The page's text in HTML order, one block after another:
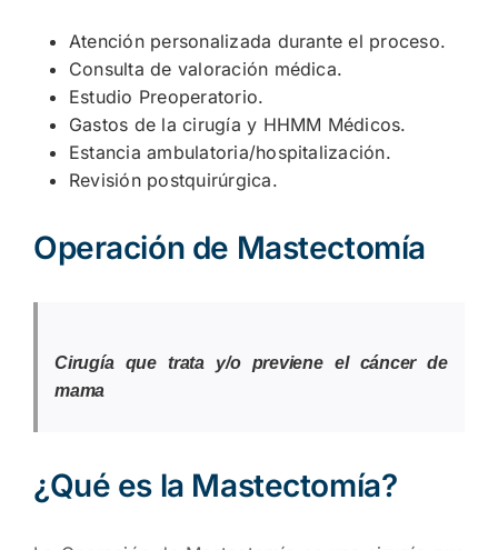
Atención personalizada durante el proceso.
Consulta de valoración médica.
Estudio Preoperatorio.
Gastos de la cirugía y HHMM Médicos.
Estancia ambulatoria/hospitalización.
Revisión postquirúrgica.
Operación de Mastectomía
Cirugía que trata y/o previene el cáncer de
mama
¿Qué es la Mastectomía?